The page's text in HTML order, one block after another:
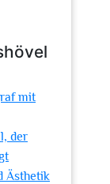
mit
der
Ästhetik